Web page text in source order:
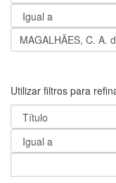
Utilizar filtros para